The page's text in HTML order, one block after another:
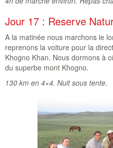
Jour 17 : Reserve
A la matinée nous marchons le
reprenons la voiture pour la
Khogno Khan. Nous dormons à
du superbe mont Khogno.
130 km en 4×4. Nuit sous tente.